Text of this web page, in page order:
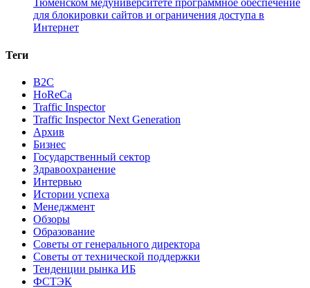
Тюменском медуниверситете программное обеспечение
для блокировки сайтов и ограничения доступа в
Интернет
Теги
B2C
HoReCa
Traffic Inspector
Traffic Inspector Next Generation
Архив
Бизнес
Государственный сектор
Здравоохранение
Интервью
Истории успеха
Менеджмент
Обзоры
Образование
Советы от генерального директора
Советы от технической поддержки
Тенденции рынка ИБ
ФСТЭК